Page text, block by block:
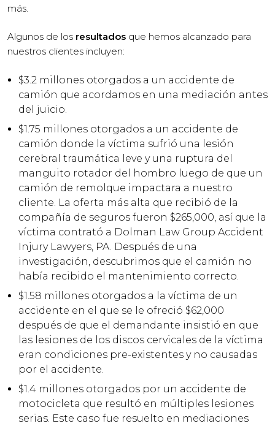
más.
Algunos de los resultados que hemos alcanzado para
nuestros clientes incluyen:
$3.2 millones otorgados a un accidente de
camión que acordamos en una mediación antes
del juicio.
$1.75 millones otorgados a un accidente de
camión donde la víctima sufrió una lesión
cerebral traumática leve y una ruptura del
manguito rotador del hombro luego de que un
camión de remolque impactara a nuestro
cliente. La oferta más alta que recibió de la
compañía de seguros fueron $265,000, así que la
víctima contrató a Dolman Law Group Accident
Injury Lawyers, PA. Después de una
investigación, descubrimos que el camión no
había recibido el mantenimiento correcto.
$1.58 millones otorgados a la víctima de un
accidente en el que se le ofreció $62,000
después de que el demandante insistió en que
las lesiones de los discos cervicales de la víctima
eran condiciones pre-existentes y no causadas
por el accidente.
$1.4 millones otorgados por un accidente de
motocicleta que resultó en múltiples lesiones
serias. Este caso fue resuelto en mediaciones